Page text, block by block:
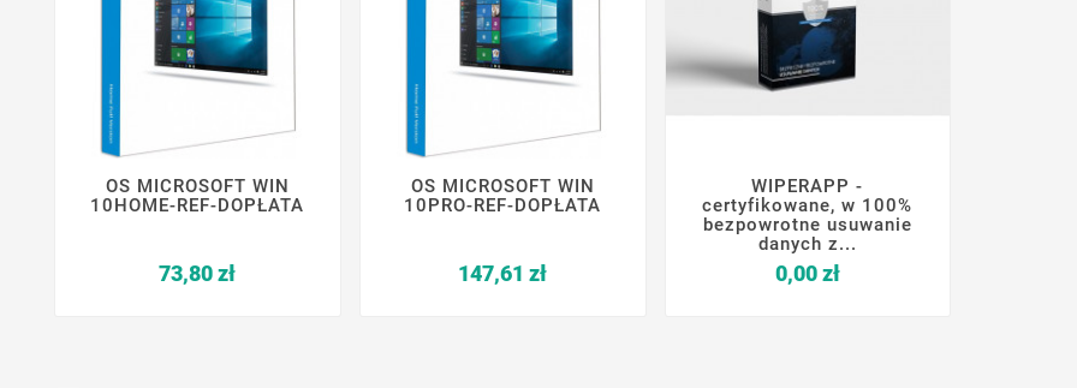
   
OS MICROSOFT WIN
10HOME-REF-DOPŁATA
73,80 złCena
   
OS MICROSOFT WIN
10PRO-REF-DOPŁATA
147,61 złCena
   
WIPERAPP -
certyfikowane, w 100%
bezpowrotne usuwanie
danych z...
0,00 złCena